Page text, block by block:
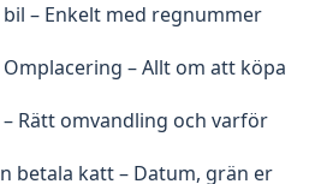
– Enkelt med regnummer
Omplacering – Allt om att köpa
– Rätt omvandling och varför
betala katt – Datum, grän er